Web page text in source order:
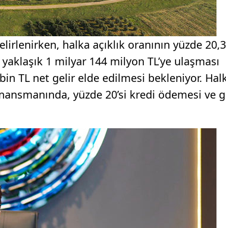
halka açıklık oranının yüzde
1 milyar 144 milyon TL’ye ulaşması
TL net gelir elde edilmesi bekleniyor.
yüzde 20’si kredi ödemesi ve